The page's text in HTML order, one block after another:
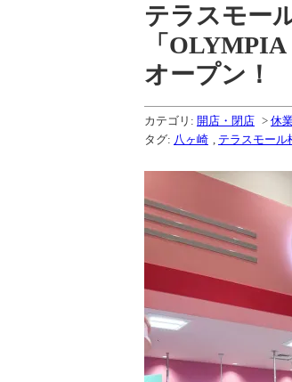
テラスモー
「
オープン！
カテゴリ: 開店・閉店 > 休
タグ: 八ヶ崎 テラスモール